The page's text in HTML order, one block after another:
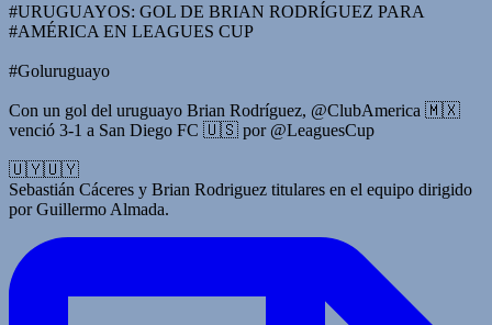
#URUGUAYOS: GOL DE BRIAN RODRÍGUEZ PARA
#AMÉRICA EN LEAGUES CUP
#Goluruguayo
Con un gol del uruguayo Brian Rodríguez, @ClubAmerica 🇲🇽
venció 3-1 a San Diego FC 🇺🇸 por @LeaguesCup
🇺🇾🇺🇾
Sebastián Cáceres y Brian Rodriguez titulares en el equipo dirigido
por Guillermo Almada.